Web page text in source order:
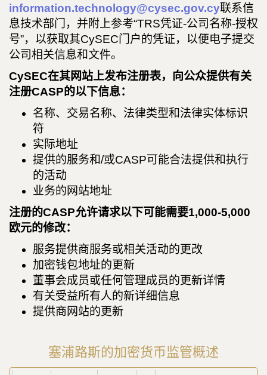
information.technology@cysec.gov.cy联系信
息技术部门，并附上参考“TRS凭证-公司名称-授权
号”，以获取其CySEC门户的凭证，以便电子提交
公司相关信息和文件。
CySEC在其网站上发布注册表，向公众提供有关
注册CASP的以下信息：
名称、交易名称、法律类型和法律实体标识
符
实际地址
提供的服务和/或CASP可能合法提供和执行
的活动
业务的网站地址
注册的CASP允许请求以下可能需要1,000-5,000
欧元的修改：
服务提供商服务或相关活动的更改
加密钱包地址的更新
董事会成员或任何管理成员的更新详情
有关受益所有人的新详细信息
提供商网站的更新
塞浦路斯的加密货币监管概述